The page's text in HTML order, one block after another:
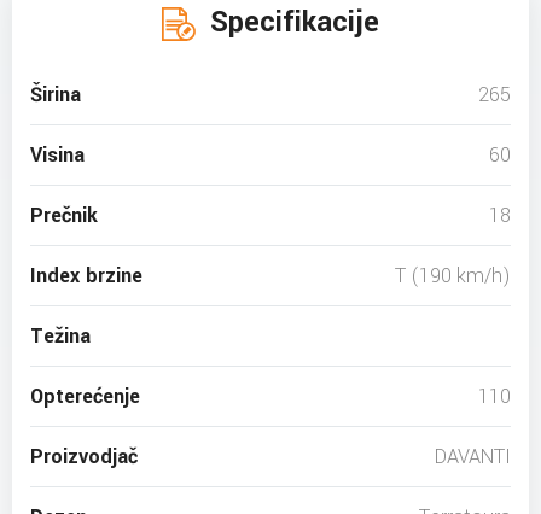
Specifikacije
Širina 265
Visina 60
Prečnik 18
Index brzine T (190 km/h)
Težina
Opterećenje 110
Proizvodjač DAVANTI